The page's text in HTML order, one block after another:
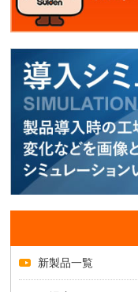
新製品一覧